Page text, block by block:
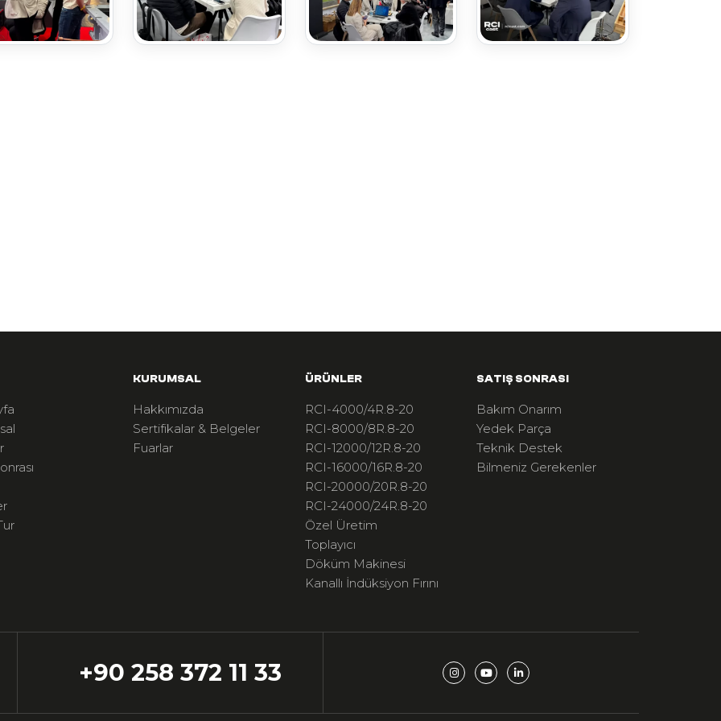
KURUMSAL
Hakkımızda
Sertifikalar & Belgeler
Fuarlar
ÜRÜNLER
RCI-4000/4R.8-20
RCI-8000/8R.8-20
RCI-12000/12R.8-20
RCI-16000/16R.8-20
RCI-20000/20R.8-20
RCI-24000/24R.8-20
Özel Üretim
Toplayıcı
Döküm Makinesi
Kanallı İndüksiyon Fırını
SATIŞ SONRASI
Bakım Onarım
Yedek Parça
Teknik Destek
Bilmeniz Gerekenler
+90 258 372 11 33